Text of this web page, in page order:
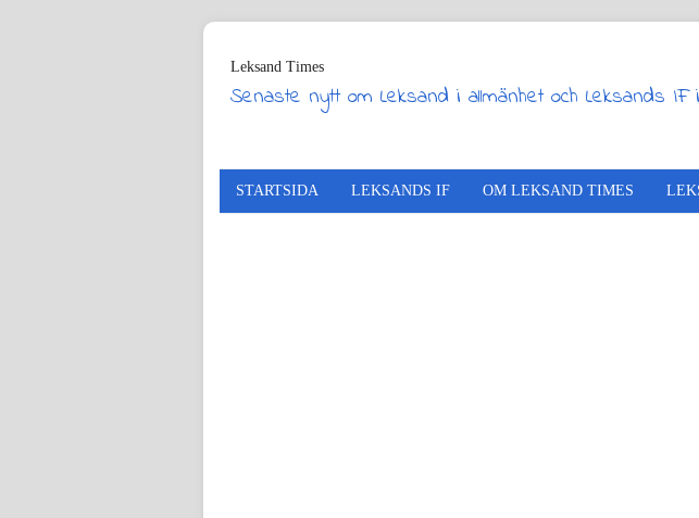
Leksand Times
Senaste nytt om Leksand i allmänhet och Leksands
STARTSIDA LEKSANDS IF OM LEKSAND TIMES